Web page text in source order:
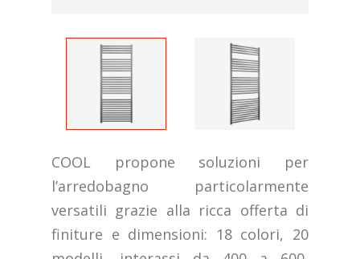
COOL propone soluzioni per
l’arredobagno particolarmente
versatili grazie alla ricca offerta di
finiture e dimensioni: 18 colori, 20